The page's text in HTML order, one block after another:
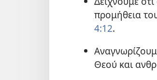
προμήθεια
4:12.
Θεού και